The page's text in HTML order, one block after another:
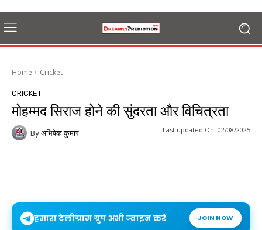
Home Cricket
CRICKET
मोहम्मद सिराज होने की सुंदरता और विचित्रता
By अभिषेक कुमार Last updated On: 02/08/2025
हमारा टेलीग्राम ग्रुप अभी ज्वाइन करें JOIN NOW